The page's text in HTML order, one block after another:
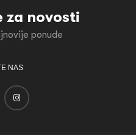
za novosti
ponude
NAS